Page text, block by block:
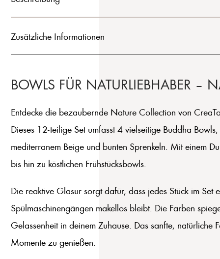
Zusätzliche Informationen
BOWLS FÜR NATURLIEBHABER –
Entdecke die bezaubernde Nature Collection von
Dieses 12-teilige Set umfasst 4 vielseitige Buddha
mediterranem Beige und bunten Sprenkeln. Mit einem
bis hin zu köstlichen Frühstücksbowls.
Die reaktive Glasur sorgt dafür, dass jedes Stück im
Spülmaschinengängen makellos bleibt. Die Farben
Gelassenheit in deinem Zuhause. Das sanfte, natürliche
Momente zu genießen.